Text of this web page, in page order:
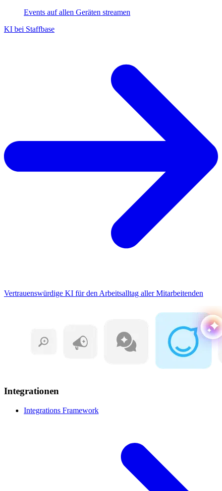
Events auf allen Geräten streamen
KI bei Staffbase
Vertrauenswürdige KI für den Arbeitsalltag aller Mitarbeitenden
Integrationen
Integrations Framework